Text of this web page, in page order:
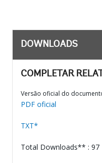
DOWNLOADS
COMPLETAR
Versão oficial do
PDF oficial
TXT*
Total Downloads** : 97